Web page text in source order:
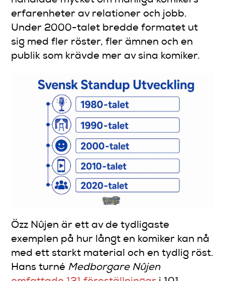
erfarenheter av relationer och jobb.
Under 2000-talet bredde formatet ut
sig med fler röster, fler ämnen och en
publik som krävde mer av sina komiker.
Özz Nûjen är ett av de tydligaste
exemplen på hur långt en komiker kan nå
med ett starkt material och en tydlig röst.
Hans turné Medborgare Nûjen